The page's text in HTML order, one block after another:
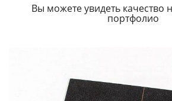
Вы можете увидеть качество
портфолио